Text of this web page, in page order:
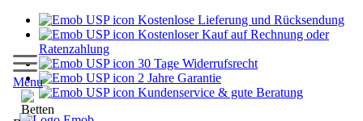
Kostenlose Lieferung und Rücksendung
Kostenloser Kauf auf Rechnung oder
Ratenzahlung
30 Tage Widerrufsrecht
2 Jahre Garantie
Kundenservice & gute Beratung
Menu